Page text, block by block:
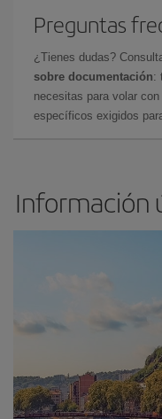
Preguntas
¿Tienes dudas?
sobre documentación:
necesitas para volar
específicos exigidos
Información